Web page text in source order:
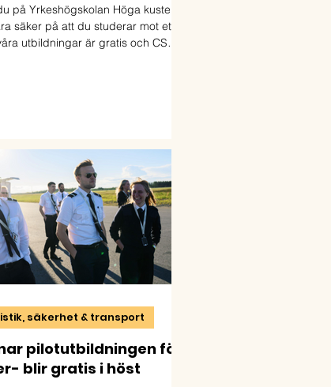
på Yrkeshögskolan Höga kusten
säker på att du studerar mot ett
utbildningar är gratis och CSN-
pilotutbildningen för
blir gratis i höst
säkerhet & transport